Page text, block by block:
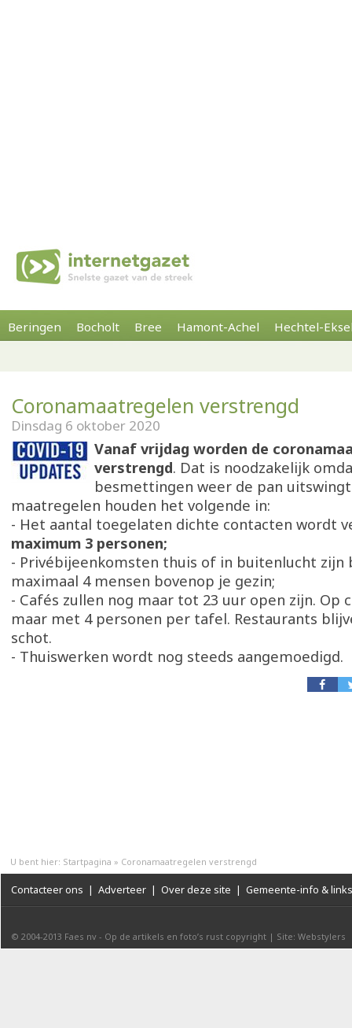
Beringen Bocholt Bree Hamont-Achel Hechtel-
Coronamaatregelen verstrengd
Dinsdag 6 oktober 2020
Vanaf vrijdag worden de
verstrengd. Dat is noodzakelijk
besmettingen weer de pan
maatregelen houden het volgende in:
- Het aantal toegelaten dichte contacten wordt
maximum 3 personen;
- Privébijeenkomsten thuis of in buitenlucht
maximaal 4 mensen bovenop je gezin;
- Cafés zullen nog maar tot 23 uur open zijn. Op
maar met 4 personen per tafel. Restaurants
schot.
- Thuiswerken wordt nog steeds aangemoedigd.
U bent hier: Startpagina » Coronamaatregelen verstrengd
Contacteer ons | Adverteer | Over deze site | Gemeente-info & links
© 2004-2013 Faes nv - Op de artikels en foto’s rust copyright | Site: Webstylers